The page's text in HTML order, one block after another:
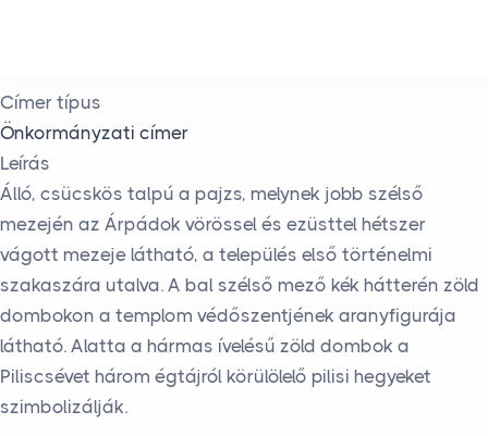
Címer típus
Önkormányzati címer
Leírás
Álló, csücskös talpú a pajzs, melynek jobb szélső
mezején az Árpádok vörössel és ezüsttel hétszer
vágott mezeje látható, a település első történelmi
szakaszára utalva. A bal szélső mező kék hátterén zöld
dombokon a templom védőszentjének aranyfigurája
látható. Alatta a hármas ívelésű zöld dombok a
Piliscsévet három égtájról körülölelő pilisi hegyeket
szimbolizálják.